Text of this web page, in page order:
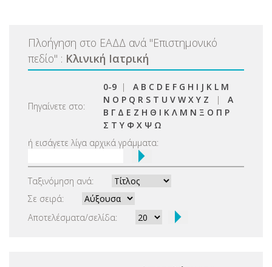
Πλοήγηση στο ΕΑΔΔ ανά "Επιστημονικό
πεδίο" : Κλινική Ιατρική
Πηγαίνετε στο:
0-9 | A B C D E F G H I J K L M
N O P Q R S T U V W X Y Z | Α
Β Γ Δ Ε Ζ Η Θ Ι Κ Λ Μ Ν Ξ Ο Π Ρ
Σ Τ Υ Φ Χ Ψ Ω
ή εισάγετε λίγα αρχικά γράμματα:
Ταξινόμηση ανά:
Σε σειρά:
Αποτελέσματα/σελίδα: